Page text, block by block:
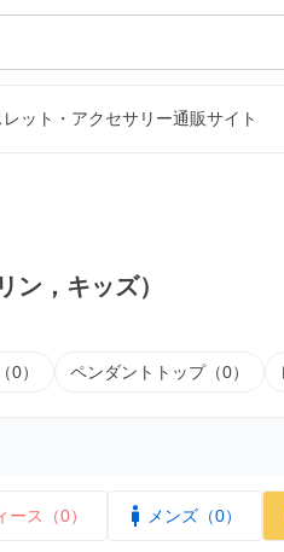
ット・アクセサリー通販サイト
ン，キッズ）
0） ペンダントトップ（0）
ース（0） メンズ（0）